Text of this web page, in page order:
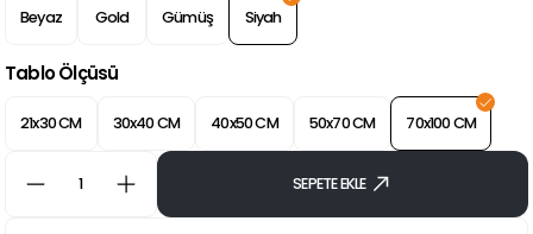
Beyaz Gold Gümüş Siyah
Tablo Ölçüsü
21x30 CM 30x40 CM 40x50 CM 50x70 CM 70x100 CM
SEPETE EKLE